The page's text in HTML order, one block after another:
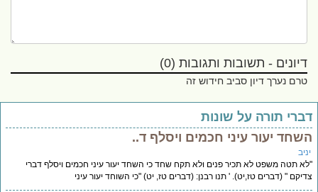
דיונים - תשובות ותגובות (0)
טרם נערך דיון סביב חידוש זה
תורה על שונות
יעור עיני חכמים ויסלף ד..
תטה משפט לא תכיר פנים ולא תקח שחד כי השחד יעור עיני חכמים ויסלף דברי
" (דברים טז,יט). ' תנו רבנן: (דברים טז, יט) "כי השוחד יעור עיני